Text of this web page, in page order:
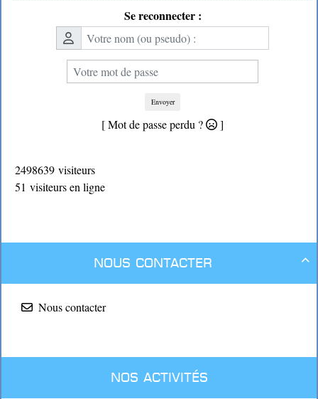
Se reconnecter :
Envoyer
[ Mot de passe perdu ? ]
2498639 visiteurs
51 visiteurs en ligne

Nous contacter
Nous contacter
Nos activités